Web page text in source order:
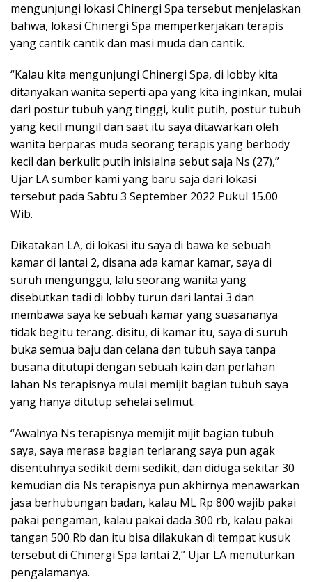
mengunjungi lokasi Chinergi Spa tersebut menjelaskan
bahwa, lokasi Chinergi Spa memperkerjakan terapis
yang cantik cantik dan masi muda dan cantik.
“Kalau kita mengunjungi Chinergi Spa, di lobby kita
ditanyakan wanita seperti apa yang kita inginkan, mulai
dari postur tubuh yang tinggi, kulit putih, postur tubuh
yang kecil mungil dan saat itu saya ditawarkan oleh
wanita berparas muda seorang terapis yang berbody
kecil dan berkulit putih inisialna sebut saja Ns (27),”
Ujar LA sumber kami yang baru saja dari lokasi
tersebut pada Sabtu 3 September 2022 Pukul 15.00
Wib.
Dikatakan LA, di lokasi itu saya di bawa ke sebuah
kamar di lantai 2, disana ada kamar kamar, saya di
suruh mengunggu, lalu seorang wanita yang
disebutkan tadi di lobby turun dari lantai 3 dan
membawa saya ke sebuah kamar yang suasananya
tidak begitu terang. disitu, di kamar itu, saya di suruh
buka semua baju dan celana dan tubuh saya tanpa
busana ditutupi dengan sebuah kain dan perlahan
lahan Ns terapisnya mulai memijit bagian tubuh saya
yang hanya ditutup sehelai selimut.
“Awalnya Ns terapisnya memijit mijit bagian tubuh
saya, saya merasa bagian terlarang saya pun agak
disentuhnya sedikit demi sedikit, dan diduga sekitar 30
kemudian dia Ns terapisnya pun akhirnya menawarkan
jasa berhubungan badan, kalau ML Rp 800 wajib pakai
pakai pengaman, kalau pakai dada 300 rb, kalau pakai
tangan 500 Rb dan itu bisa dilakukan di tempat kusuk
tersebut di Chinergi Spa lantai 2,” Ujar LA menuturkan
pengalamanya.